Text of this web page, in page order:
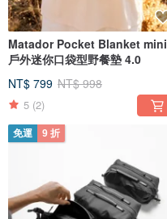
Matador Pocket Blanket mini
戶外迷你口袋型野餐墊 4.0
NT$ 799 NT$ 998
5 (2)
免運 9 折